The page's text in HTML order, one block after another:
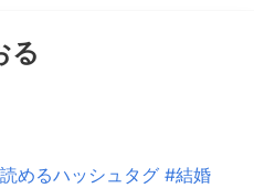
る
めるハッシュタグ #結婚